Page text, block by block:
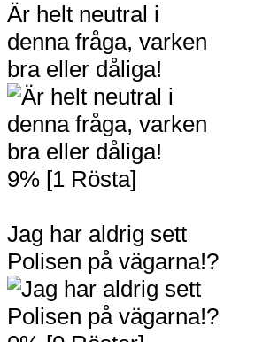
Är helt neutral i
denna fråga, varken
bra eller dåliga!
9% [1 Rösta]
Jag har aldrig sett
Polisen på vägarna!?